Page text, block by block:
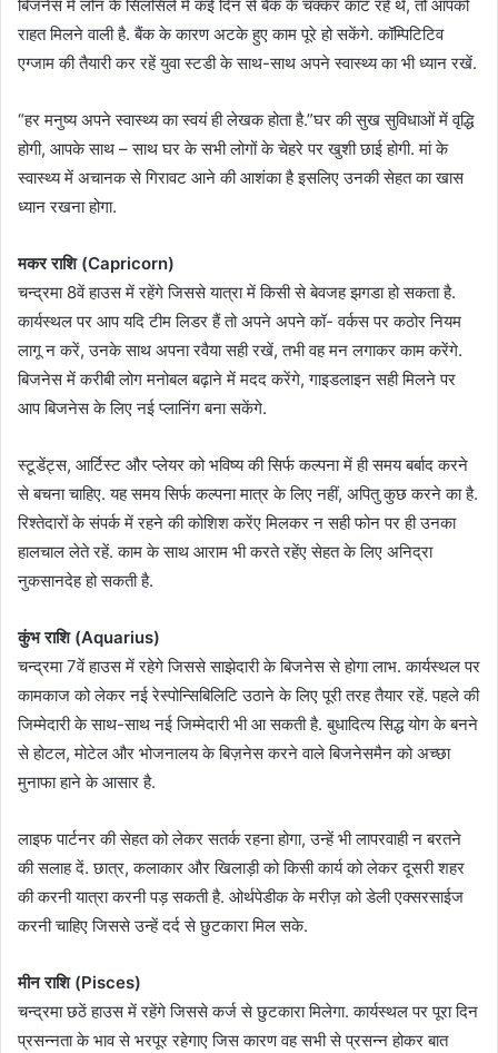
बिजनेस में लोन के सिलसिले में कई दिन से बैंक के चक्कर काट रहे थे, तो आपको
राहत मिलने वाली है. बैंक के कारण अटके हुए काम पूरे हो सकेंगे. कॉम्पिटिटिव
एग्जाम की तैयारी कर रहें युवा स्टडी के साथ-साथ अपने स्वास्थ्य का भी ध्यान रखें.
“हर मनुष्य अपने स्वास्थ्य का स्वयं ही लेखक होता है.”घर की सुख सुविधाओं में वृद्धि
होगी, आपके साथ – साथ घर के सभी लोगों के चेहरे पर खुशी छाई होगी. मां के
स्वास्थ्य में अचानक से गिरावट आने की आशंका है इसलिए उनकी सेहत का खास
ध्यान रखना होगा.
मकर राशि (Capricorn)
चन्द्रमा 8वें हाउस में रहेंगे जिससे यात्रा में किसी से बेवजह झगडा हो सकता है.
कार्यस्थल पर आप यदि टीम लिडर हैं तो अपने अपने कॉ- वर्कस पर कठोर नियम
लागू न करें, उनके साथ अपना रवैया सही रखें, तभी वह मन लगाकर काम करेंगे.
बिजनेस में करीबी लोग मनोबल बढ़ाने में मदद करेंगे, गाइडलाइन सही मिलने पर
आप बिजनेस के लिए नई प्लानिंग बना सकेंगे.
स्टूडेंट्स, आर्टिस्ट और प्लेयर को भविष्य की सिर्फ कल्पना में ही समय बर्बाद करने
से बचना चाहिए. यह समय सिर्फ कल्पना मात्र के लिए नहीं, अपितु कुछ करने का है.
रिश्तेदारों के संपर्क में रहने की कोशिश करेंए मिलकर न सही फोन पर ही उनका
हालचाल लेते रहें. काम के साथ आराम भी करते रहेंए सेहत के लिए अनिद्रा
नुकसानदेह हो सकती है.
कुंभ राशि (Aquarius)
चन्द्रमा 7वें हाउस में रहेगे जिससे साझेदारी के बिजनेस से होगा लाभ. कार्यस्थल पर
कामकाज को लेकर नई रेस्पोन्सिबिलिटि उठाने के लिए पूरी तरह तैयार रहें. पहले की
जिम्मेदारी के साथ-साथ नई जिम्मेदारी भी आ सकती है. बुधादित्य सिद्ध योग के बनने
से होटल, मोटेल और भोजनालय के बिज़नेस करने वाले बिजनेसमैन को अच्छा
मुनाफा हाने के आसार है.
लाइफ पार्टनर की सेहत को लेकर सतर्क रहना होगा, उन्हें भी लापरवाही न बरतने
की सलाह दें. छात्र, कलाकार और खिलाड़ी को किसी कार्य को लेकर दूसरी शहर
की करनी यात्रा करनी पड़ सकती है. ओर्थपेडीक के मरीज़ को डेली एक्सरसाईज
करनी चाहिए जिससे उन्हें दर्द से छुटकारा मिल सके.
मीन राशि (Pisces)
चन्द्रमा छठें हाउस में रहेंगे जिससे कर्ज से छुटकारा मिलेगा. कार्यस्थल पर पूरा दिन
प्रसन्नता के भाव से भरपूर रहेगाए जिस कारण वह सभी से प्रसन्न होकर बात